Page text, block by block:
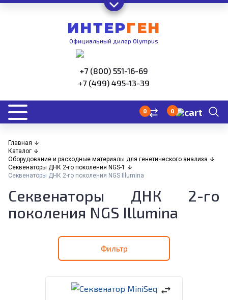
ИНТЕРГЕН
Официальный дилер Olympus
+7 (800) 551-16-69
+7 (499) 495-13-39
0 0
Главная
Каталог
Оборудование и расходные материалы для генетического анализа
Секвенаторы ДНК 2-го поколения NGS-1
Секвенаторы ДНК 2-го поколения NGS Illumina
Секвенаторы ДНК 2-го
поколения NGS Illumina
Фильтр
swap_horiz